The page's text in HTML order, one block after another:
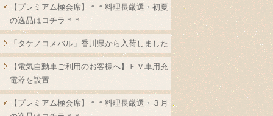
【プレミアム極会席】＊＊料理長厳選・初夏
の逸品はコチラ＊＊
「タケノコメバル」香川県から入荷しました
【電気自動車ご利用のお客様へ】ＥＶ車用充
電器を設置
【プレミアム極会席】＊＊料理長厳選・３月